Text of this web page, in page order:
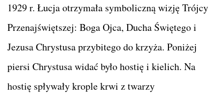
1929 r. Łucja otrzymała symboliczną wizję Trójcy
Przenajświętszej: Boga Ojca, Ducha Świętego i
Jezusa Chrystusa przybitego do krzyża. Poniżej
piersi Chrystusa widać było hostię i kielich. Na
hostię spływały krople krwi z twarzy